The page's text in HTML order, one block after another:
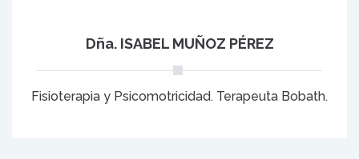
Dña. ISABEL MUÑOZ PÉREZ
Fisioterapia y Psicomotricidad. Terapeuta Bobath.